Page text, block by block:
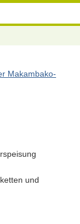
Makambako-
und